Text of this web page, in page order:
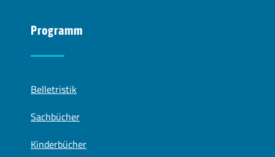
Programm
Belletristik
Sachbücher
Kinderbücher